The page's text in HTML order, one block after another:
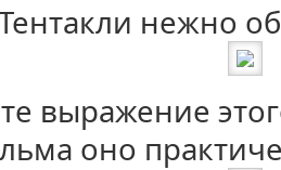
нежно
выражение
оно